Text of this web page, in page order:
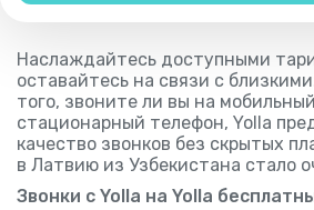
Наслаждайтесь доступными
оставайтесь на связи с
того, звоните ли вы на
стационарный телефон, Yolla
качество звонков без скрытых
в Латвию из Узбекистана стало
Звонки с Yolla на Yolla